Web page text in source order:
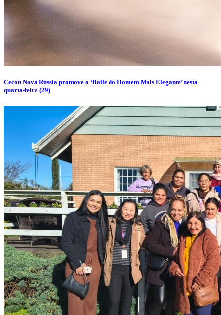
Cecon Nova Rússia promove o ‘Baile do Homem Mais Elegante’ nesta
quarta-feira (29)